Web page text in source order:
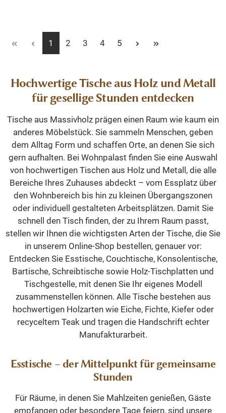
Seite
1 Seite
2 Seite
3 Seite
4 Seite
5
Hochwertige Tische aus Holz und Metall
für gesellige Stunden entdecken
Tische aus Massivholz prägen einen Raum wie kaum ein
anderes Möbelstück. Sie sammeln Menschen, geben
dem Alltag Form und schaffen Orte, an denen Sie sich
gern aufhalten. Bei Wohnpalast finden Sie eine Auswahl
von hochwertigen Tischen aus Holz und Metall, die alle
Bereiche Ihres Zuhauses abdeckt – vom Essplatz über
den Wohnbereich bis hin zu kleinen Übergangszonen
oder individuell gestalteten Arbeitsplätzen. Damit Sie
schnell den Tisch finden, der zu Ihrem Raum passt,
stellen wir Ihnen die wichtigsten Arten der Tische, die Sie
in unserem Online-Shop bestellen, genauer vor:
Entdecken Sie Esstische, Couchtische, Konsolentische,
Bartische, Schreibtische sowie Holz-Tischplatten und
Tischgestelle, mit denen Sie Ihr eigenes Modell
zusammenstellen können. Alle Tische bestehen aus
hochwertigen Holzarten wie Eiche, Fichte, Kiefer oder
recyceltem Teak und tragen die Handschrift echter
Manufakturarbeit.
Esstische – der Mittelpunkt für gemeinsame
Stunden
Für Räume, in denen Sie Mahlzeiten genießen, Gäste
empfangen oder besondere Tage feiern, sind unsere